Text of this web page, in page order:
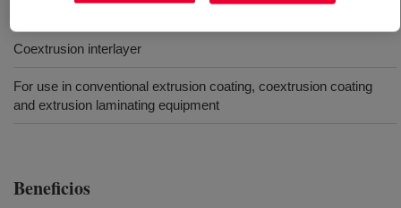
Coextrusion interlayer
For use in conventional extrusion coating, coextrusion coating
and extrusion laminating equipment
Beneficios